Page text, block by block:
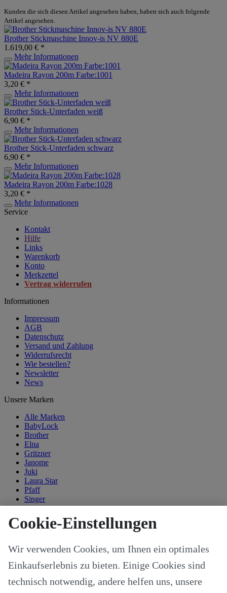
Kunden die sich diesen Artikel angesehen haben, haben sich auch folgende
Artikel angesehen.
Brother Stickmaschine Innov-is NV 880E
1.619,00 € *
Mehr Informationen
Madeira Rayon 200m Farbe:1001
3,20 € *
Mehr Informationen
Brother Stick-Unterfaden weiß
6,90 € *
Mehr Informationen
Brother Stick-Unterfaden schwarz
6,90 € *
Mehr Informationen
Madeira Rayon 200m Farbe:1028
3,20 € *
Mehr Informationen
Service
Kontakt
Hilfe
Links
Warenkorb
Konto
Merkzettel
Vertrag widerrufen
Informationen
Impressum
AGB
Datenschutz
Versand und Zahlung
Widerrufsrecht
Wie bestellen?
Newsletter
News
Unsere Marken
Alle Marken
BabyLock
Brother
Elna
Gritzner
Janome
Juki
Laura Star
Pfaff
Singer
Kategorien
Nähzubehör
Ersatzteile
Stricken und Häkeln
Schneideplotter und Zubehör
Cookie-Einstellungen
Wir verwenden Cookies, um Ihnen ein optimales
Einkaufserlebnis zu bieten. Einige Cookies sind
technisch notwendig, andere helfen uns, unsere